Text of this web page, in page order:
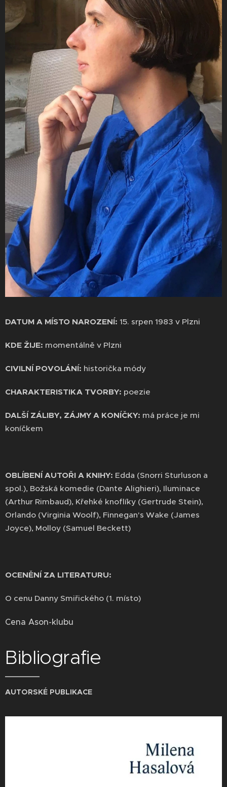
DATUM A MÍSTO NAROZENÍ: 15. srpen 1983 v Plzni
KDE ŽIJE: momentálně v Plzni
CIVILNÍ POVOLÁNÍ: historička módy
CHARAKTERISTIKA TVORBY: poezie
DALŠÍ ZÁLIBY, ZÁJMY A KONÍČKY: má práce je mi
koníčkem
OBLÍBENÍ AUTOŘI A KNIHY: Edda (Snorri Sturluson a
spol.), Božská komedie (Dante Alighieri), Iluminace
(Arthur Rimbaud), Křehké knoflíky (Gertrude Stein),
Orlando (Virginia Woolf), Finnegan's Wake (James
Joyce), Molloy (Samuel Beckett)
OCENĚNÍ ZA LITERATURU:
O cenu Danny Smiřického (1. místo)
Cena Ason-klubu
Bibliografie
AUTORSKÉ PUBLIKACE